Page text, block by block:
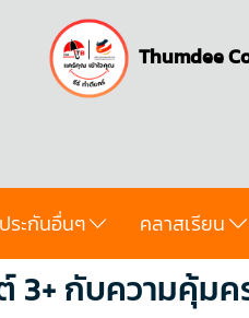
Thumdee
ประกันอื่นๆ คลาสเรียน
3+ กับความคุ้ม